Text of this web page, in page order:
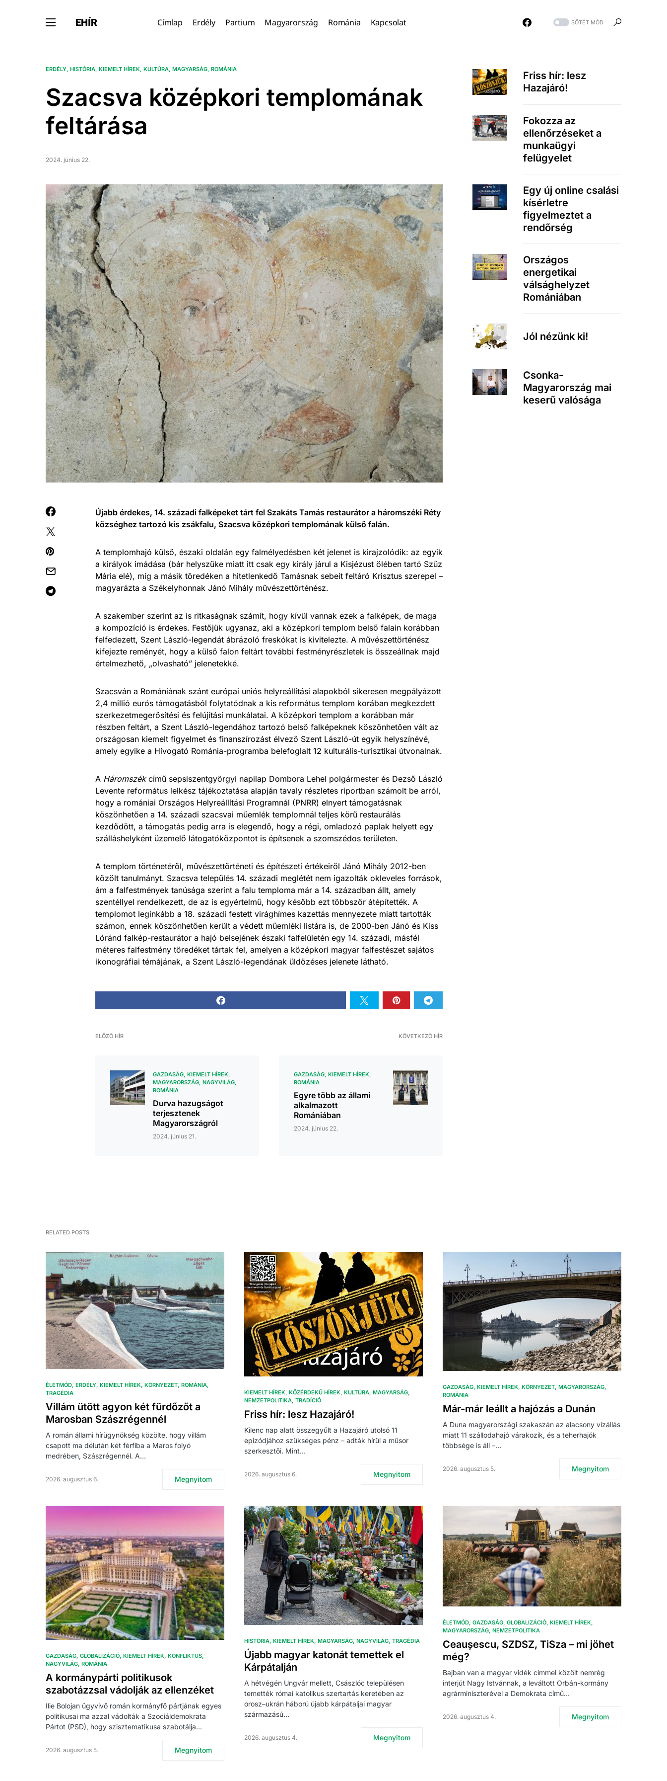
EHÍR Címlap Erdély Partium Magyarország Románia Kapcsolat SÖTÉT MÓD
ERDÉLY HISTÓRIA KIEMELT HÍREK KULTÚRA MAGYARSÁG ROMÁNIA
Szacsva középkori templomának
feltárása
2024. június 22.
Újabb érdekes, 14. századi falképeket tárt fel Szakáts Tamás restaurátor a háromszéki Réty
községhez tartozó kis zsákfalu, Szacsva középkori templomának külső falán.
A templomhajó külső, északi oldalán egy falmélyedésben két jelenet is kirajzolódik: az egyik
a királyok imádása (bár helyszűke miatt itt csak egy király járul a Kisjézust ölében tartó Szűz
Mária elé), míg a másik töredéken a hitetlenkedő Tamásnak sebeit feltáró Krisztus szerepel –
magyarázta a Székelyhonnak Jánó Mihály művészettörténész.
A szakember szerint az is ritkaságnak számít, hogy kívül vannak ezek a falképek, de maga
a kompozíció is érdekes. Festőjük ugyanaz, aki a középkori templom belső falain korábban
felfedezett, Szent László-legendát ábrázoló freskókat is kivitelezte. A művészettörténész
kifejezte reményét, hogy a külső falon feltárt további festményrészletek is összeállnak majd
értelmezhető, „olvasható” jelenetekké.
Szacsván a Romániának szánt európai uniós helyreállítási alapokból sikeresen megpályázott
2,4 millió eurós támogatásból folytatódnak a kis református templom korában megkezdett
szerkezetmegerősítési és felújítási munkálatai. A középkori templom a korábban már
részben feltárt, a Szent László-legendához tartozó belső falképeknek köszönhetően vált az
országosan kiemelt figyelmet és finanszírozást élvező Szent László-út egyik helyszínévé,
amely egyike a Hívogató Románia-programba belefoglalt 12 kulturális-turisztikai útvonalnak.
A Háromszékcímű sepsiszentgyörgyi napilap Dombora Lehel polgármester és Dezső László
Levente református lelkész tájékoztatása alapján tavaly részletes riportban számolt be arról,
hogy a romániai Országos Helyreállítási Programnál (PNRR) elnyert támogatásnak
köszönhetően a 14. századi szacsvai műemlék templomnál teljes körű restaurálás
kezdődött, a támogatás pedig arra is elegendő, hogy a régi, omladozó paplak helyett egy
szálláshelyként üzemelő látogatóközpontot is építsenek a szomszédos területen.
A templom történetéről, művészettörténeti és építészeti értékeiről Jánó Mihály 2012-ben
közölt tanulmányt. Szacsva település 14. századi meglétét nem igazolták okleveles források,
ám a falfestmények tanúsága szerint a falu temploma már a 14. században állt, amely
szentéllyel rendelkezett, de az is egyértelmű, hogy később ezt többször átépítették. A
templomot leginkább a 18. századi festett virághímes kazettás mennyezete miatt tartották
számon, ennek köszönhetően került a védett műemléki listára is, de 2000-ben Jánó és Kiss
Lóránd falkép-restaurátor a hajó belsejének északi falfelületén egy 14. századi, másfél
méteres falfestmény töredéket tártak fel, amelyen a középkori magyar falfestészet sajátos
ikonográfiai témájának, a Szent László-legendának üldözéses jelenete látható.
ELŐZŐ HÍR
GAZDASÁG KIEMELT HÍREK
MAGYARORSZÁG NAGYVILÁG
ROMÁNIA
Durva hazugságot
terjesztenek
Magyarországról
2024. június 21.
KÖVETKEZŐ HÍR
GAZDASÁG KIEMELT HÍREK
ROMÁNIA
Egyre több az állami
alkalmazott
Romániában
2024. június 22.
Friss hír: lesz
Hazajáró!
Fokozza az
ellenőrzéseket a
munkaügyi
felügyelet
Egy új online csalási
kísérletre
figyelmeztet a
rendőrség
Országos
energetikai
válsághelyzet
Romániában
Jól nézünk ki!
Csonka-
Magyarország mai
keserű valósága
RELATED POSTS
ÉLETMÓD ERDÉLY KIEMELT HÍREK KÖRNYEZET ROMÁNIA
TRAGÉDIA
Villám ütött agyon két fürdőzőt a
Marosban Szászrégennél
A román állami hírügynökség közölte, hogy villám
csapott ma délután két férfiba a Maros folyó
medrében, Szászrégennél. A…
2026. augusztus 6. Megnyitom
KIEMELT HÍREK KÖZÉRDEKŰ HÍREK KULTÚRA MAGYARSÁG
NEMZETPOLITIKA TRADÍCIÓ
Friss hír: lesz Hazajáró!
Kilenc nap alatt összegyűlt a Hazajáró utolsó 11
epizódjához szükséges pénz – adták hírül a műsor
szerkesztői. Mint…
2026. augusztus 6. Megnyitom
GAZDASÁG KIEMELT HÍREK KÖRNYEZET MAGYARORSZÁG
ROMÁNIA
Már-már leállt a hajózás a Dunán
A Duna magyarországi szakaszán az alacsony vízállás
miatt 11 szállodahajó várakozik, és a teherhajók
többsége is áll –…
2026. augusztus 5. Megnyitom
GAZDASÁG GLOBALIZÁCIÓ KIEMELT HÍREK KONFLIKTUS
NAGYVILÁG ROMÁNIA
A kormánypárti politikusok
szabotázzsal vádolják az ellenzéket
Ilie Bolojan ügyvivő román kormányfő pártjának egyes
politikusai ma azzal vádolták a Szociáldemokrata
Pártot (PSD), hogy szisztematikusa szabotálja…
2026. augusztus 5. Megnyitom
HISTÓRIA KIEMELT HÍREK MAGYARSÁG NAGYVILÁG TRAGÉDIA
Újabb magyar katonát temettek el
Kárpátalján
A hétvégén Ungvár mellett, Császlóc településen
temették római katolikus szertartás keretében az
orosz–ukrán háború újabb kárpátaljai magyar
származású…
2026. augusztus 4. Megnyitom
ÉLETMÓD GAZDASÁG GLOBALIZÁCIÓ KIEMELT HÍREK
MAGYARORSZÁG NEMZETPOLITIKA
Ceaușescu, SZDSZ, TiSza – mi jöhet
még?
Bajban van a magyar vidék címmel közölt nemrég
interjút Nagy Istvánnak, a leváltott Orbán-kormány
agrárminiszterével a Demokrata című…
2026. augusztus 4. Megnyitom